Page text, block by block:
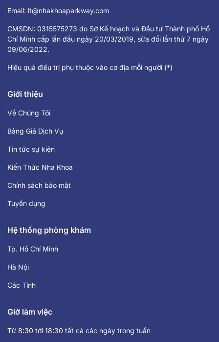
Email: it@nhakhoaparkway.com
CMSDN: 0315575273 do Sở Kế hoạch và Đầu tư Thành phố Hồ
Chí Minh cấp lần đầu ngày 20/03/2019, sửa đổi lần thứ 7 ngày
09/06/2022.
Hiệu quả điều trị phụ thuộc vào cơ địa mỗi người (*)
Giới thiệu
Về Chúng Tôi
Bảng Giá Dịch Vụ
Tin tức sự kiện
Kiến Thức Nha Khoa
Chính sách bảo mật
Tuyển dụng
Hệ thống phòng khám
Tp. Hồ Chí Minh
Hà Nội
Các Tỉnh
Giờ làm việc
Từ 8:30 tới 18:30 tất cả các ngày trong tuần